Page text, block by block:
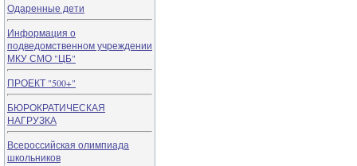
Одаренные дети
Информация о
подведомственном учреждении
МКУ СМО "ЦБ"
ПРОЕКТ "500+"
БЮРОКРАТИЧЕСКАЯ
НАГРУЗКА
Всероссийская олимпиада
школьников